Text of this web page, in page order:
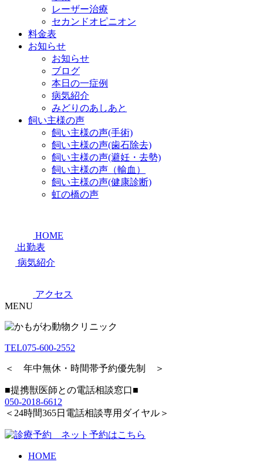
レーザー治療
セカンドオピニオン
料金表
お知らせ
お知らせ
ブログ
本日の一症例
病気紹介
みどりのあしあと
飼い主様の声
飼い主様の声(手術)
飼い主様の声(歯石除去)
飼い主様の声(避妊・去勢)
飼い主様の声（輸血）
飼い主様の声(健康診断)
虹の橋の声
HOME
出勤表
病気紹介
アクセス
MENU
TEL075-600-2552
＜ 年中無休・時間帯予約優先制 ＞
■提携獣医師との電話相談窓口■
050-2018-6612
＜24時間365日電話相談専用ダイヤル＞
HOME